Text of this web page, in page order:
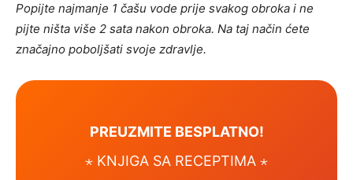
Popijte najmanje 1 čašu vode prije svakog obroka i ne
pijte ništa više 2 sata nakon obroka. Na taj način ćete
značajno poboljšati svoje zdravlje.
PREUZMITE BESPLATNO!
⋆ KNJIGA SA RECEPTIMA ⋆